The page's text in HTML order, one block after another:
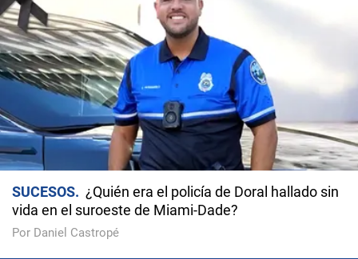
SUCESOS
¿Quién era el policía de Doral hallado sin
vida en el suroeste de Miami-Dade?
Por Daniel Castropé